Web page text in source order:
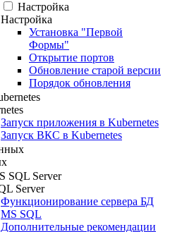
Настройка
Настройка
Установка "Первой
Формы"
Открытие портов
Обновление старой версии
Порядок обновления
Запуск приложения в Kubernetes
Запуск ВКС в Kubernetes
SQL Server
Server
Функционирование сервера БД
MS SQL
Дополнительные рекомендации